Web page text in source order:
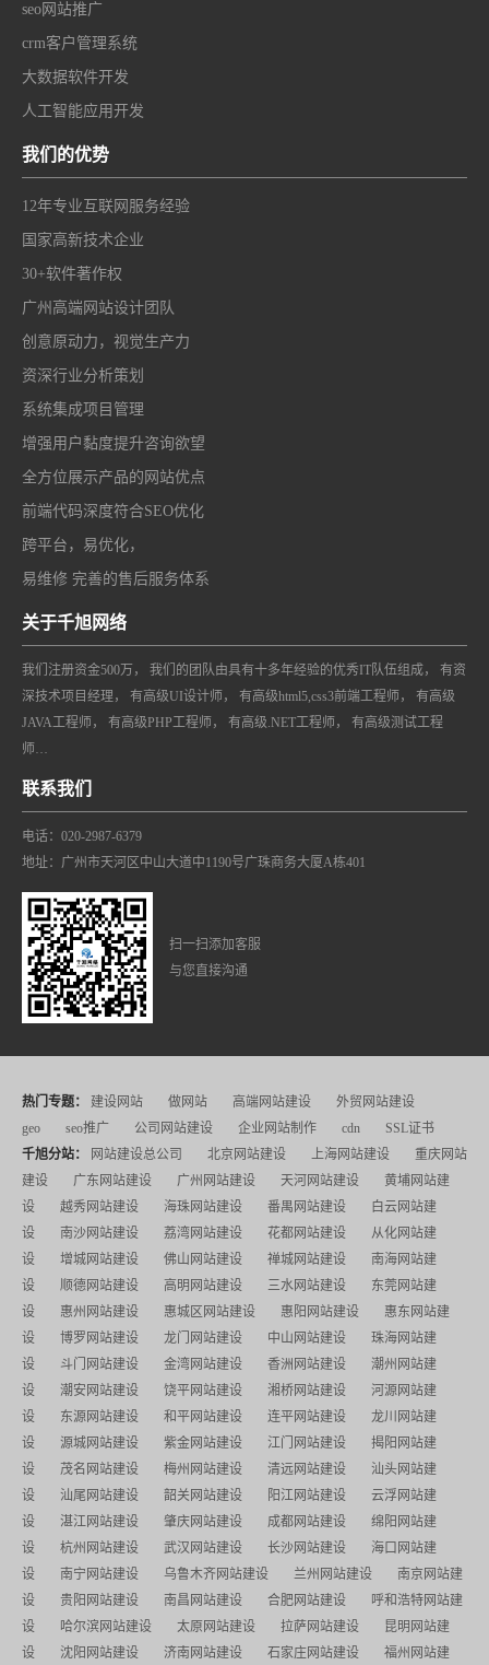
seo网站推广
crm客户管理系统
大数据软件开发
人工智能应用开发
我们的优势
12年专业互联网服务经验
国家高新技术企业
30+软件著作权
广州高端网站设计团队
创意原动力，视觉生产力
资深行业分析策划
系统集成项目管理
增强用户黏度提升咨询欲望
全方位展示产品的网站优点
前端代码深度符合SEO优化
跨平台，易优化，
易维修 完善的售后服务体系
关于千旭网络
我们注册资金500万， 我们的团队由具有十多年经验的优秀IT队伍组成， 有资
深技术项目经理， 有高级UI设计师， 有高级html5,css3前端工程师， 有高级
JAVA工程师， 有高级PHP工程师， 有高级.NET工程师， 有高级测试工程
师…
联系我们
电话：020-2987-6379
地址：广州市天河区中山大道中1190号广珠商务大厦A栋401
扫一扫添加客服
与您直接沟通
热门专题： 建设网站 做网站 高端网站建设
外贸网站建设
geo
seo推广 公司网站建设 企业网站制作 cdn
SSL证书
千旭分站：
网站建设总公司 北京网站建设 上海网站建设
重庆网站
建设
广东网站建设 广州网站建设 天河网站建设
黄埔网站建
设
越秀网站建设 海珠网站建设 番禺网站建设
白云网站建
设
南沙网站建设 荔湾网站建设 花都网站建设
从化网站建
设
增城网站建设 佛山网站建设 禅城网站建设
南海网站建
设
顺德网站建设 高明网站建设 三水网站建设
东莞网站建
设
惠州网站建设 惠城区网站建设 惠阳网站建设
惠东网站建
设
博罗网站建设 龙门网站建设 中山网站建设
珠海网站建
设
斗门网站建设 金湾网站建设 香洲网站建设
潮州网站建
设
潮安网站建设 饶平网站建设 湘桥网站建设
河源网站建
设
东源网站建设 和平网站建设 连平网站建设
龙川网站建
设
源城网站建设 紫金网站建设 江门网站建设
揭阳网站建
设
茂名网站建设 梅州网站建设 清远网站建设
汕头网站建
设
汕尾网站建设 韶关网站建设 阳江网站建设
云浮网站建
设
湛江网站建设 肇庆网站建设 成都网站建设
绵阳网站建
设
杭州网站建设 武汉网站建设 长沙网站建设
海口网站建
设
南宁网站建设 乌鲁木齐网站建设 兰州网站建设
南京网站建
设
贵阳网站建设 南昌网站建设 合肥网站建设
呼和浩特网站建
设
哈尔滨网站建设 太原网站建设 拉萨网站建设
昆明网站建
设
沈阳网站建设 济南网站建设 石家庄网站建设 福州网站建